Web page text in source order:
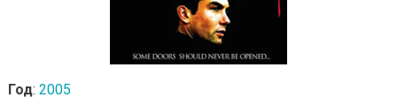
Год: 2005